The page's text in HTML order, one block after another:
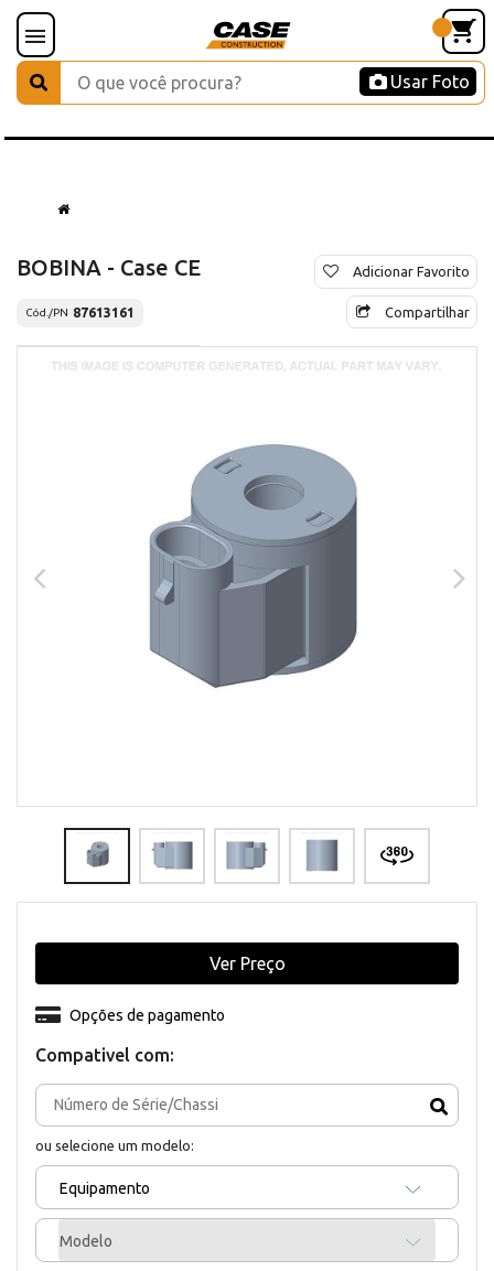
Usar Foto
BOBINA - Case CE
Cód./PN 87613161
Adicionar Favorito
Compartilhar
Compativel com:
ou selecione um modelo:
Equipamento
Modelo
Opções de pagamento
Ver Preço